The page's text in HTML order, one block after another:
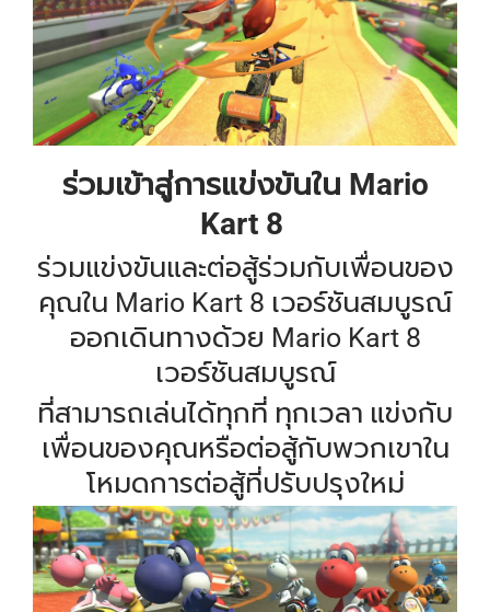
ร่วมเข้าสู่การแข่งขันใน Mario
Kart 8
ร่วมแข่งขันและต่อสู้ร่วมกับเพื่อนของ
คุณใน Mario Kart 8 เวอร์ชันสมบูรณ์
ออกเดินทางด้วย Mario Kart 8
เวอร์ชันสมบูรณ์
ที่สามารถเล่นได้ทุกที่ ทุกเวลา แข่งกับ
เพื่อนของคุณหรือต่อสู้กับพวกเขาใน
โหมดการต่อสู้ที่ปรับปรุงใหม่